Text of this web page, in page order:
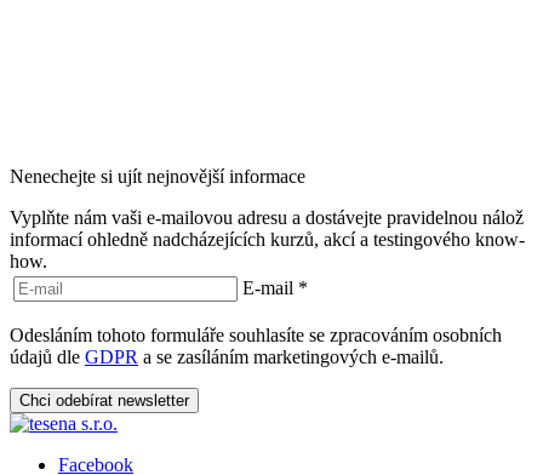
Nenechejte si ujít nejnovější informace
Vyplňte nám vaši e-mailovou adresu a dostávejte pravidelnou nálož
informací ohledně nadcházejících kurzů, akcí a testingového know-
how.
E-mail *
Odesláním tohoto formuláře souhlasíte se zpracováním osobních
údajů dle GDPR a se zasíláním marketingových e-mailů.
Chci odebírat newsletter
Facebook